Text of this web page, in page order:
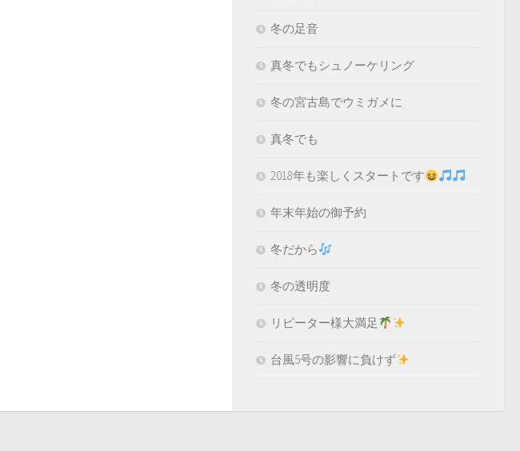
冬の足音
真冬でもシュノーケリング
冬の宮古島でウミガメに
真冬でも
2018年も楽しくスタートです
年末年始の御予約
冬だから
冬の透明度
リピーター様大満足
台風5号の影響に負けず